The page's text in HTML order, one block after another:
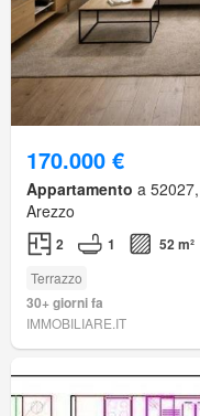
170.000 €
Appartamento a
Arezzo
2 1 52 m²
Terrazzo
30+ giorni fa
IMMOBILIARE.IT